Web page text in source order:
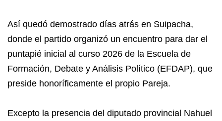
Así quedó demostrado días atrás en Suipacha,
donde el partido organizó un encuentro para dar el
puntapié inicial al curso 2026 de la Escuela de
Formación, Debate y Análisis Político (EFDAP), que
preside honoríficamente el propio Pareja.
Excepto la presencia del diputado provincial Nahuel